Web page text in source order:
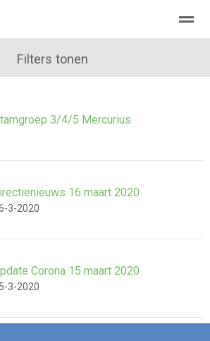
Filters tonen
3/4/5 Mercurius
16 maart 2020
3-2020
Corona 15 maart 2020
3-2020